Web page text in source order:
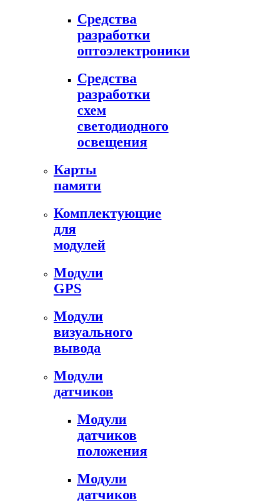
Средства
разработки
оптоэлектроники
Средства
разработки
схем
светодиодного
освещения
Карты
памяти
Комплектующие
для
модулей
Модули
GPS
Модули
визуального
вывода
Модули
датчиков
Модули
датчиков
положения
Модули
датчиков